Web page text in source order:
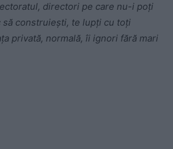
directori pe care nu-i poți
să construiești, te lupți cu toți
privată, normală, îi ignori fără mari